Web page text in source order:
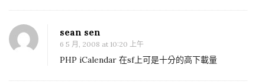
sean sen
6 5 月, 2008 at 10:20 上午
PHP iCalendar 在sf上可是十分的高下載量